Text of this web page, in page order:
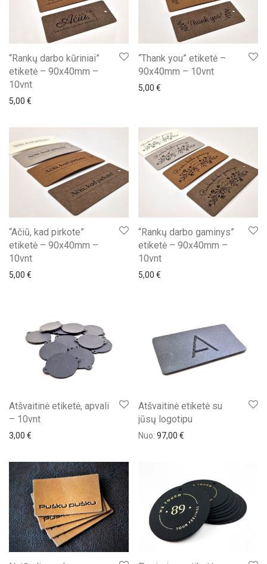
“Rankų darbo kūriniai”
etiketė – 90x40mm –
10vnt
5,00 €
“Thank you” etiketė –
90x40mm – 10vnt
5,00 €
“Ačiū, kad pirkote”
etiketė – 90x40mm –
10vnt
5,00 €
“Rankų darbo gaminys”
etiketė – 90x40mm –
10vnt
5,00 €
Atšvaitinė etiketė, apvali
– 10vnt
3,00 €
Atšvaitinė etiketė su
jūsų logotipu
Nuo: 97,00 €